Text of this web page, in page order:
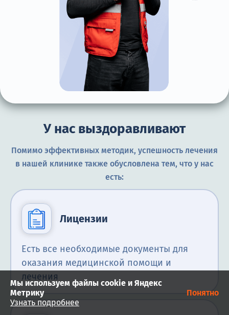
У нас выздоравливают
Помимо эффективных методик, успешность лечения
в нашей клинике также обусловлена тем, что у нас
есть:
Лицензии
Есть все необходимые документы для
оказания медицинской помощи и
лечения
Мы используем файлы cookie и Яндекс
Метрику
Узнать подробнее
Понятно